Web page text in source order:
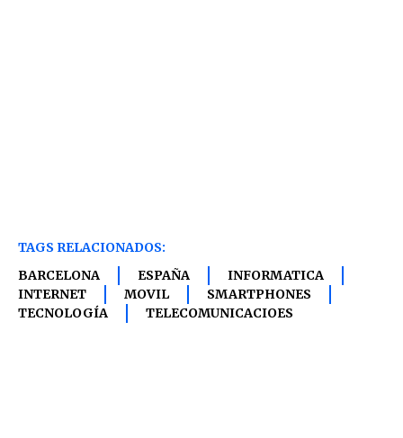
TAGS RELACIONADOS:
BARCELONA
ESPAÑA
INFORMATICA
INTERNET
MOVIL
SMARTPHONES
TECNOLOGÍA
TELECOMUNICACIOES